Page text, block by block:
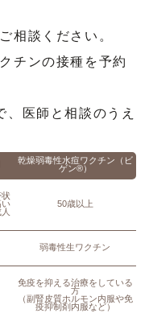
相談ください。
チンの接種を予約
、医師と相談のうえ
乾燥弱毒性水痘ワクチン（ビ
ゲン®︎）
50歳以上
弱毒性生ワクチン
免疫を抑える治療をしている
方
（副腎皮質ホルモン内服や免
疫抑制剤内服など）